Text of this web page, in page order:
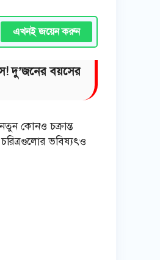
এখনই জয়েন করুন
দু’জনের বয়সের
কোনও চক্রান্ত
ভবিষ্যৎও